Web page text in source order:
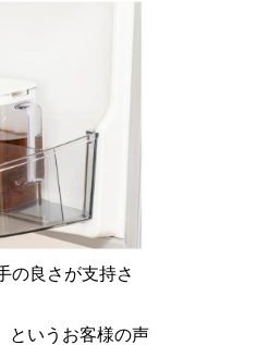
の良さが支持さ
というお客様の声